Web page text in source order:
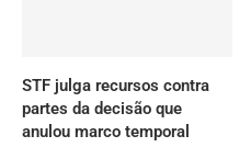
STF julga recursos contra
partes da decisão que
anulou marco temporal